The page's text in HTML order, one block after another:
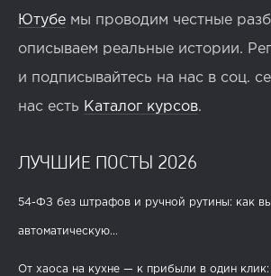
Ютубе мы проводим честные
описываем реальные истории.
и подписывайтесь на нас в соц.
нас есть Каталог курсов.
ЛУЧШИЕ ПОСТЫ 2026
54-ФЗ без штрафов и ручной рутины: как
автоматическую...
От хаоса на кухне — к прибыли в один клик: